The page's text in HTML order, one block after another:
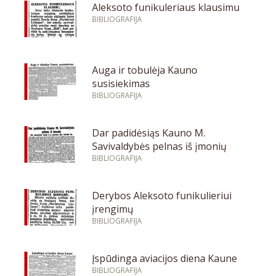
Aleksoto funikuleriaus klausimu
BIBLIOGRAFIJA
Auga ir tobulėja Kauno
susisiekimas
BIBLIOGRAFIJA
Dar padidėsiąs Kauno M.
Savivaldybės pelnas iš įmonių
BIBLIOGRAFIJA
Derybos Aleksoto funikulieriui
įrengimų
BIBLIOGRAFIJA
Įspūdinga aviacijos diena Kaune
BIBLIOGRAFIJA